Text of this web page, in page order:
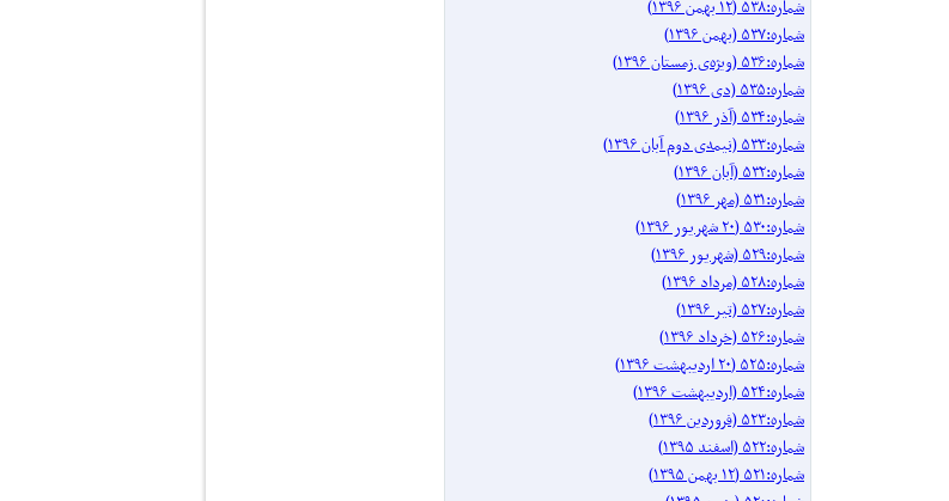
شماره:۵۳۸ (۱۲ بهمن ۱۳۹۶)
شماره:۵۳۷ (بهمن ۱۳۹۶)
شماره:۵۳۶ (ویژه‌ی زمستان ۱۳۹۶)
شماره:۵۳۵ (دی ۱۳۹۶)
شماره:۵۳۴ (آذر ۱۳۹۶)
شماره:۵۳۳ (نیمه‌ی دوم آبان ۱۳۹۶)
شماره:۵۳۲ (آبان ۱۳۹۶)
شماره:۵۳۱ (مهر ۱۳۹۶)
شماره:۵۳۰ (۲۰ شهریور ۱۳۹۶)
شماره:۵۲۹ (شهریور ۱۳۹۶)
شماره:۵۲۸ (مرداد ۱۳۹۶)
شماره:۵۲۷ (تیر ۱۳۹۶)
شماره:۵۲۶ (خرداد ۱۳۹۶)
شماره:۵۲۵ (۲۰ اردیبهشت ۱۳۹۶)
شماره:۵۲۴ (اردیبهشت ۱۳۹۶)
شماره:۵۲۳ (فروردین ۱۳۹۶)
شماره:۵۲۲ (اسفند ۱۳۹۵)
شماره:۵۲۱ (۱۲ بهمن ۱۳۹۵)